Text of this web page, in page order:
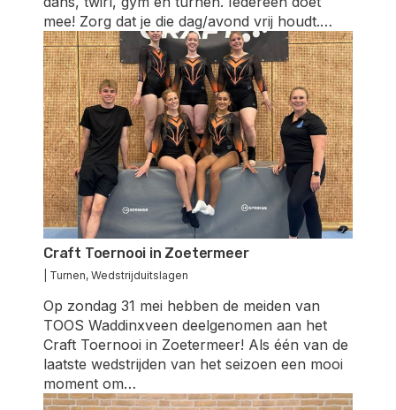
mee! Zorg dat je die dag/avond vrij houdt.…
Craft Toernooi in Zoetermeer
Turnen, Wedstrijduitslagen
Op zondag 31 mei hebben de meiden van
TOOS Waddinxveen deelgenomen aan het
Craft Toernooi in Zoetermeer! Als één van de
laatste wedstrijden van het seizoen een mooi
moment om…